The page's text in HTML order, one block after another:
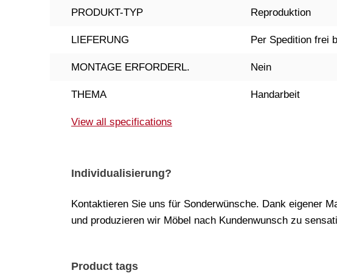
PRODUKT-TYP Reproduktion
LIEFERUNG Per Spedition frei
MONTAGE ERFORDERL. Nein
THEMA Handarbeit
View all specifications
Individualisierung?
Kontaktieren Sie uns für Sonderwünsche. Dank eigener
und produzieren wir Möbel nach Kundenwunsch zu
Product tags